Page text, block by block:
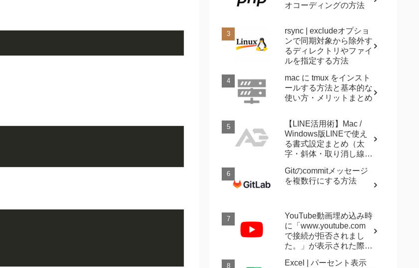
オコーディングの方法
rsync | excludeオプショ
ンで同期対象から除外す
るディレクトリやファイ
ルを指定する方法
mac に tmux をインスト
ールする方法と基本的な
使い方・メリットまとめ
【LINE活用術】Mac /
Windows版LINEで使え
る書式設定まとめ（太
字・斜体・取り消し線・
Gitのcommitメッセージ
を複数行にする方法
YouTube動画埋め込み時
に「www.youtube.com
で接続が拒否されまし
た。」が表示された際に
Excel | パーセント表示